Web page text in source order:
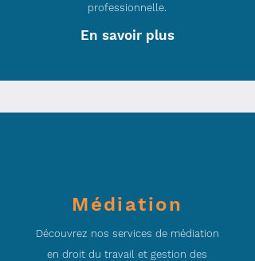
professionnelle.
En savoir plus
Médiation
Découvrez nos services de médiation
en droit du travail et gestion des